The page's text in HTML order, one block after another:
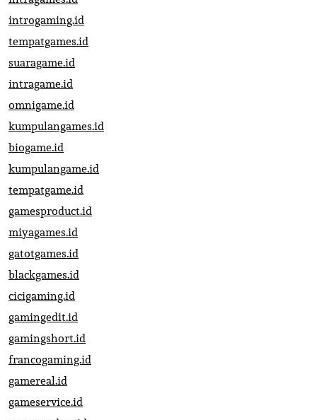
introgaming.id
tempatgames.id
suaragame.id
intragame.id
omnigame.id
kumpulangames.id
biogame.id
kumpulangame.id
tempatgame.id
gamesproduct.id
miyagames.id
gatotgames.id
blackgames.id
cicigaming.id
gamingedit.id
gamingshort.id
francogaming.id
gamereal.id
gameservice.id